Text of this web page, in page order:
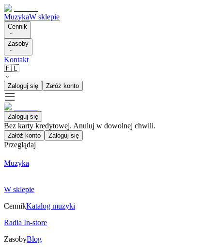
MuzykaW sklepie
Cennik
Zasoby
Kontakt
🇵🇱
Zaloguj się Załóż konto
Zaloguj się
Bez karty kredytowej. Anuluj w dowolnej chwili.
Załóż konto Zaloguj się
Przeglądaj
Muzyka
W sklepie
CennikKatalog muzyki
Radia In-store
ZasobyBlog